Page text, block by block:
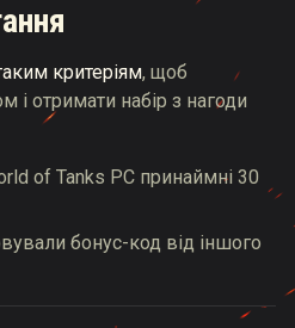
критеріям, щоб
і отримати набір з нагоди
of Tanks PC принаймні 30
бонус-код від іншого